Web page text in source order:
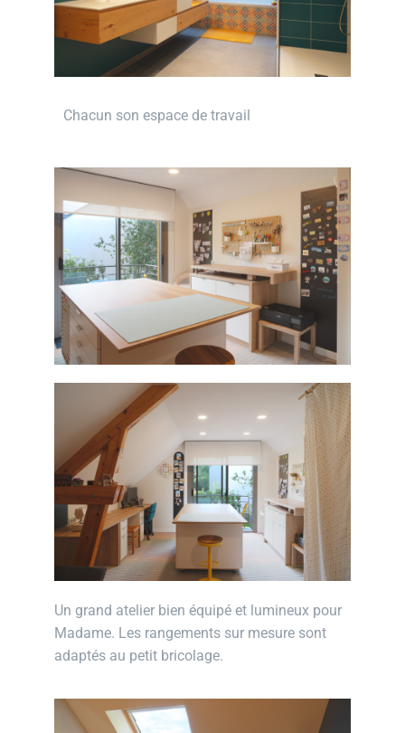
Chacun son espace de travail
Un grand atelier bien équipé et lumineux pour
Madame. Les rangements sur mesure sont
adaptés au petit bricolage.